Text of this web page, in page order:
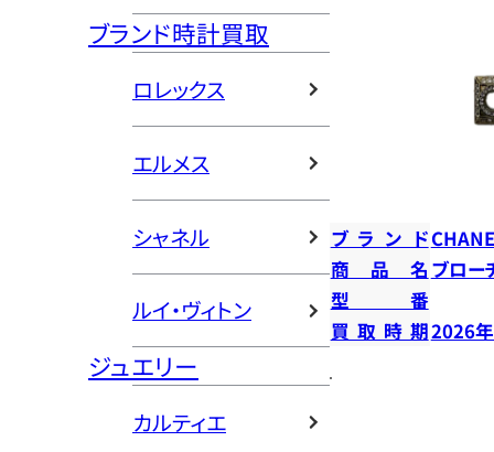
ブランド時計買取
ロレックス
エルメス
シャネル
ルイ・ヴィトン
ジュエリー
カルティエ
ブランド
商品名 ブロー
型番
買取時期2026